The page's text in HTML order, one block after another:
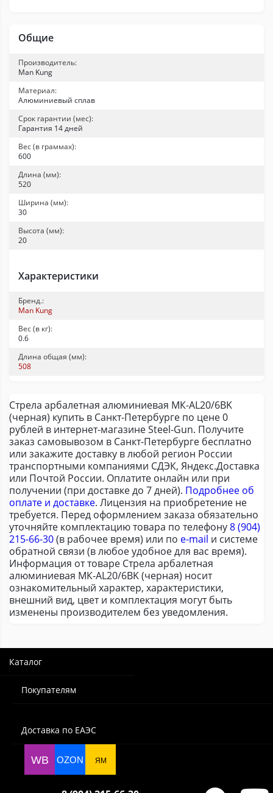
Общие
Производитель:
Man Kung
Материал:
Алюминиевый сплав
Срок гарантии (мес):
Гарантия 14 дней
Вес (в граммах):
600
Длина (мм):
520
Ширина (мм):
30
Высота (мм):
20
Характеристики
Бренд.:
Man Kung
Вес (в кг):
0.6
Длина общая (мм):
508
Стрела арбалетная алюминиевая МК-AL20/6BK
(черная) купить в Санкт-Петербурге по цене 0
рублей в интернет-магазине Steel-Gun. Получите
заказ самовывозом в Санкт-Петербурге бесплатно
или закажите доставку в любой регион России
транспортными компаниями СДЭК, Яндекс.Доставка
или Почтой России. Оплатите онлайн или при
получении (при доставке до 7 дней). Подробнее об
оплате и доставке. Лицензия на приобретение не
требуется. Перед оформлением заказа обязательно
уточняйте комплектацию товара по телефону8 (904)
215-66-30(в рабочее время) или по e-mail и системе
обратной связи (в любое удобное для вас время).
Информация от товаре Стрела арбалетная
алюминиевая МК-AL20/6BK (черная) носит
ознакомительный характер, характеристики,
внешний вид, цвет и комплектация могут быть
изменены производителем без уведомления.
Каталог
Покупателям
Доставка по ЕАЭС
WB OZON ЯМ